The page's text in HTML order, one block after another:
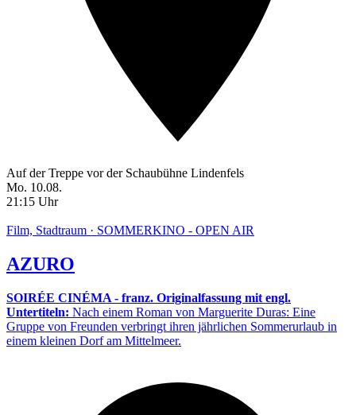
Auf der Treppe vor der Schaubühne Lindenfels
Mo. 10.08.
21:15 Uhr
Film, Stadtraum · SOMMERKINO - OPEN AIR
AZURO
SOIRÉE CINÉMA - franz. Originalfassung mit engl.
Untertiteln: Nach einem Roman von Marguerite Duras: Eine
Gruppe von Freunden verbringt ihren jährlichen Sommerurlaub in
einem kleinen Dorf am Mittelmeer.